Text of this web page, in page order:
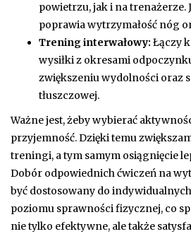
powietrzu, jak i na trenażerze.
poprawia wytrzymałość nóg
Trening interwałowy: Łączy
wysiłki z okresami
zwiększeniu wydolności oraz
tłuszczowej.
Ważne jest, żeby wybierać
przyjemność. Dzięki temu
treningi, a tym samym osiągnięcie
Dobór odpowiednich ćwiczeń na
być dostosowany do
poziomu sprawności fizycznej, co
nie tylko efektywne, ale także